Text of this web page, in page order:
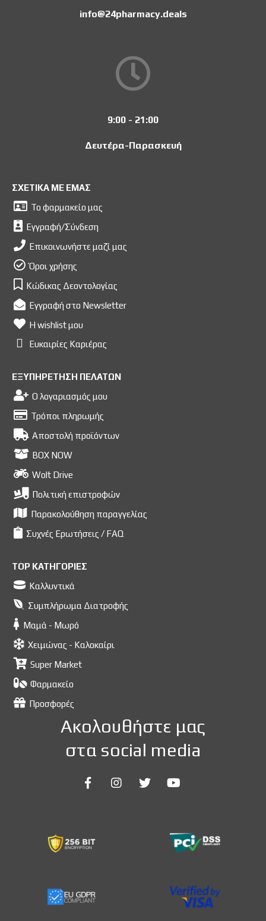
info@24pharmacy.deals
9:00 - 21:00
Δευτέρα-Παρασκευή
ΣΧΕΤΙΚΑ ΜΕ ΕΜΑΣ
Το φαρμακείο μας
Εγγραφή/Σύνδεση
Επικοινωνήστε μαζί μας
Όροι χρήσης
Κώδικας Δεοντολογίας
Εγγραφή στο Newsletter
Η wishlist μου
Ευκαιρίες Kαριέρας
ΕΞΥΠΗΡΕΤΗΣΗ ΠΕΛΑΤΩΝ
Ο λογαριασμός μου
Τρόποι πληρωμής
Αποστολή προϊόντων
BOX NOW
Wolt Drive
Πολιτική επιστροφών
Παρακολούθηση παραγγελίας
Συχνές Ερωτήσεις / FAQ
TOP ΚΑΤΗΓΟΡΙΕΣ
Καλλυντικά
Συμπλήρωμα Διατροφής
Μαμά - Μωρό
Χειμώνας - Καλοκαίρι
Super Market
Φαρμακείο
Προσφορές
Ακολουθήστε μας
στα social media